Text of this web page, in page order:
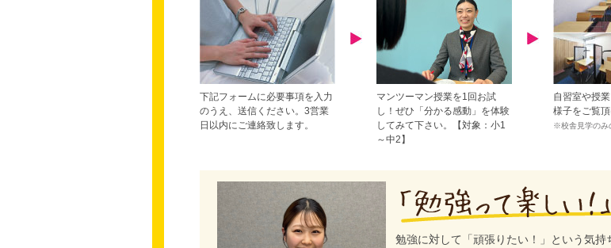
下記フォームに必要事項を入力
のうえ、送信ください。3営業
日以内にご連絡致します。
マンツーマン授業を1回お試
し！ぜひ「分かる感動」を体験
してみて下さい。【対象：小1
～中2】
自習室や授
様子をご覧頂
※校舎見学のみ
勉強に対して「頑張りたい！」という気持